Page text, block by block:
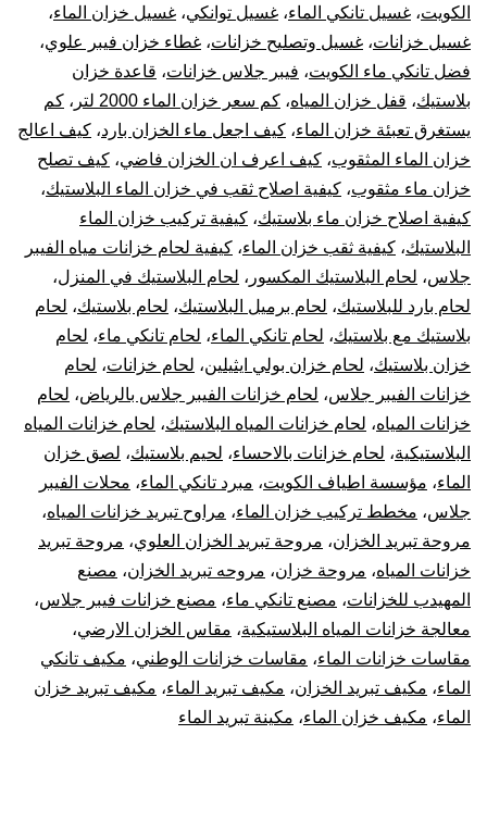
الكويت، غسيل تانكي الماء، غسيل توانكي، غسيل خزان الماء،
غسيل خزانات، غسيل وتصليح خزانات، غطاء خزان فيبر علوي،
فضل تانكي ماء الكويت، فيبر جلاس خزانات، قاعدة خزان
بلاستيك، قفل خزان المياه، كم سعر خزان الماء 2000 لتر ، كم
يستغرق تعبئة خزان الماء، كيف اجعل ماء الخزان بارد، كيف اعالج
خزان الماء المثقوب، كيف اعرف ان الخزان فاضي، كيف تصلح
خزان ماء مثقوب، كيفية اصلاح ثقب في خزان الماء البلاستيك،
كيفية اصلاح خزان ماء بلاستيك، كيفية تركيب خزان الماء
البلاستيك، كيفية ثقب خزان الماء، كيفية لحام خزانات مياه الفيبر
جلاس، لحام البلاستيك المكسور ، لحام البلاستيك في المنزل،
لحام بارد للبلاستيك، لحام برميل البلاستيك، لحام بلاستيك، لحام
بلاستيك مع بلاستيك، لحام تانكي الماء، لحام تانكي ماء، لحام
خزان بلاستيك، لحام خزان بولي ايثيلين، لحام خزانات، لحام
خزانات الفيبر جلاس، لحام خزانات الفيبر جلاس بالرياض، لحام
خزانات المياه، لحام خزانات المياه البلاستيك، لحام خزانات المياه
البلاستيكية، لحام خزانات بالاحساء، لحيم بلاستيك، لصق خزان
الماء، مؤسسة اطياف الكويت، مبرد تانكي الماء، محلات الفيبر
جلاس، مخطط تركيب خزان الماء، مراوح تبريد خزانات المياه،
مروحة تبريد الخزان، مروحة تبريد الخزان العلوي، مروحة تبريد
خزانات المياه، مروحة خزان، مروحه تبريد الخزان، مصنع
المهيدب للخزانات، مصنع تانكي ماء، مصنع خزانات فيبر جلاس،
معالجة خزانات المياه البلاستيكية، مقاس الخزان الارضي،
مقاسات خزانات الماء، مقاسات خزانات الوطني، مكيف تانكي
الماء، مكيف تبريد الخزان، مكيف تبريد الماء، مكيف تبريد خزان
الماء، مكيف خزان الماء، مكينة تبريد الماء